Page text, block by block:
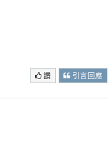
讚 引言回應